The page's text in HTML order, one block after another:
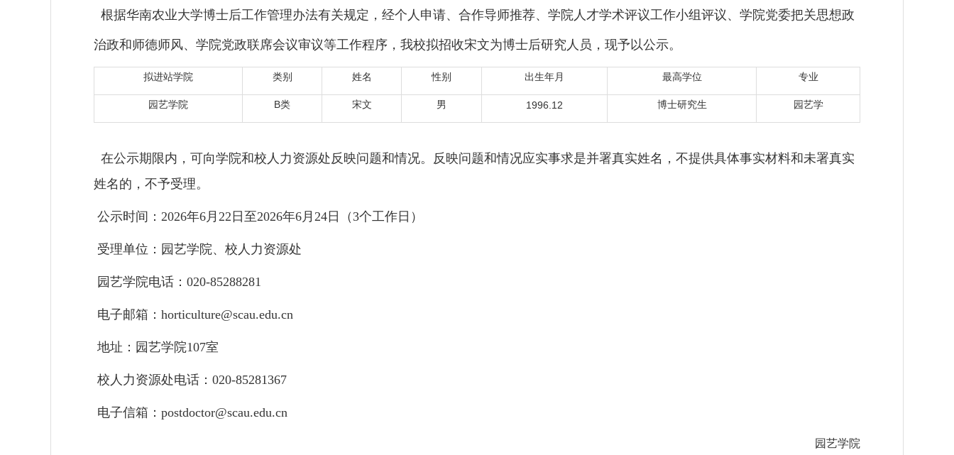
根据华南农业大学博士后工作管理办法有关规定，经个人申请、合作导师推荐、学院人才学术评议工作小组评议、学院党委把关思想政
治政和师德师风、学院党政联席会议审议等工作程序，我校拟招收宋文为博士后研究人员，现予以公示。
拟进站学院 类别 姓名 性别 出生年月 最高学位 专业
园艺学院 B类 宋文 男 1996.12 博士研究生 园艺学
在公示期限内，可向学院和校人力资源处反映问题和情况。反映问题和情况应实事求是并署真实姓名，不提供具体事实材料和未署真实
姓名的，不予受理。
公示时间：2026年6月22日至2026年6月24日（3个工作日）
受理单位：园艺学院、校人力资源处
园艺学院电话：020-85288281
电子邮箱：horticulture@scau.edu.cn
地址：园艺学院107室
校人力资源处电话：020-85281367
电子信箱：postdoctor@scau.edu.cn
园艺学院